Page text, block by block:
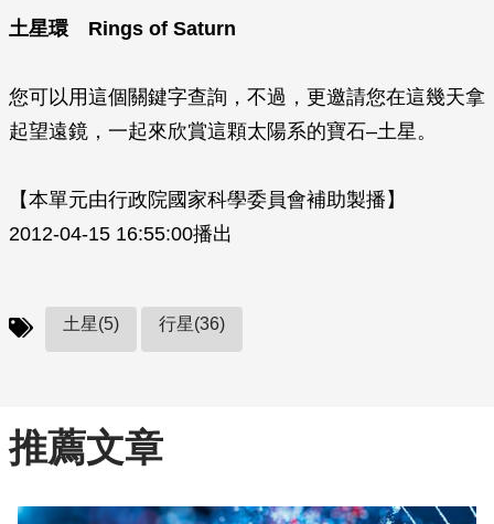
土星環 Rings of Saturn
您可以用這個關鍵字查詢，不過，更邀請您在這幾天拿
起望遠鏡，一起來欣賞這顆太陽系的寶石–土星。
【本單元由行政院國家科學委員會補助製播】
2012-04-15 16:55:00播出
土星(5) 行星(36)
推薦文章